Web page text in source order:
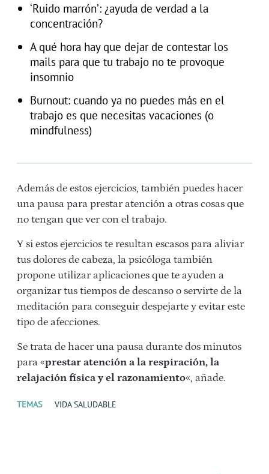
‘Ruido marrón’: ¿ayuda de verdad a la
concentración?
A qué hora hay que dejar de contestar los
mails para que tu trabajo no te provoque
insomnio
Burnout: cuando ya no puedes más en el
trabajo es que necesitas vacaciones (o
mindfulness)
Además de estos ejercicios, también puedes hacer
una pausa para prestar atención a otras cosas que
no tengan que ver con el trabajo.
Y si estos ejercicios te resultan escasos para aliviar
tus dolores de cabeza, la psicóloga también
propone utilizar aplicaciones que te ayuden a
organizar tus tiempos de descanso o servirte de la
meditación para conseguir despejarte y evitar este
tipo de afecciones.
Se trata de hacer una pausa durante dos minutos
para «prestar atención a la respiración, la
relajación física y el razonamiento«, añade.
TEMAS VIDA SALUDABLE